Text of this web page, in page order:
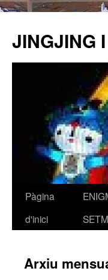
JINGJING
Vés
Pàgina
d'inici
Arxiu